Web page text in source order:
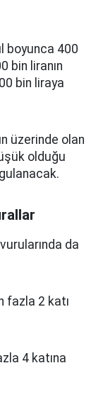
boyunca 400
bin liranın
bin liraya
üzerinde olan
olduğu
da
fazla 2 katı
4 katına